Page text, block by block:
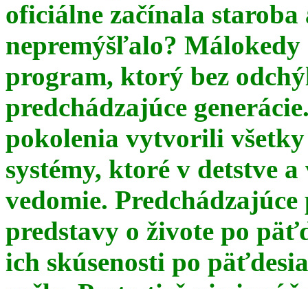
oficiálne začínala
nepremýšľalo? Málokedy
program, ktorý bez
predchádzajúce
pokolenia vytvorili
systémy, ktoré v detstve
vedomie.
predstavy o živote po
ich skúsenosti po